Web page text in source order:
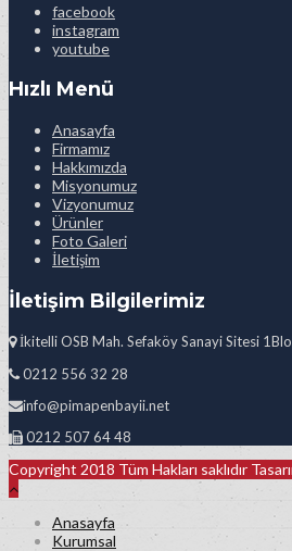
facebook
instagram
youtube
Hızlı Menü
Anasayfa
Firmamız
Hakkımızda
Misyonumuz
Vizyonumuz
Ürünler
Foto Galeri
İletişim
İletişim Bilgilerimiz
İkitelli OSB Mah. Sefaköy Sanayi Sitesi
0212 556 32 28
info@pimapenbayii.net
0212 507 64 48
Copyright 2018 Tüm Hakları saklıdır
Anasayfa
Kurumsal